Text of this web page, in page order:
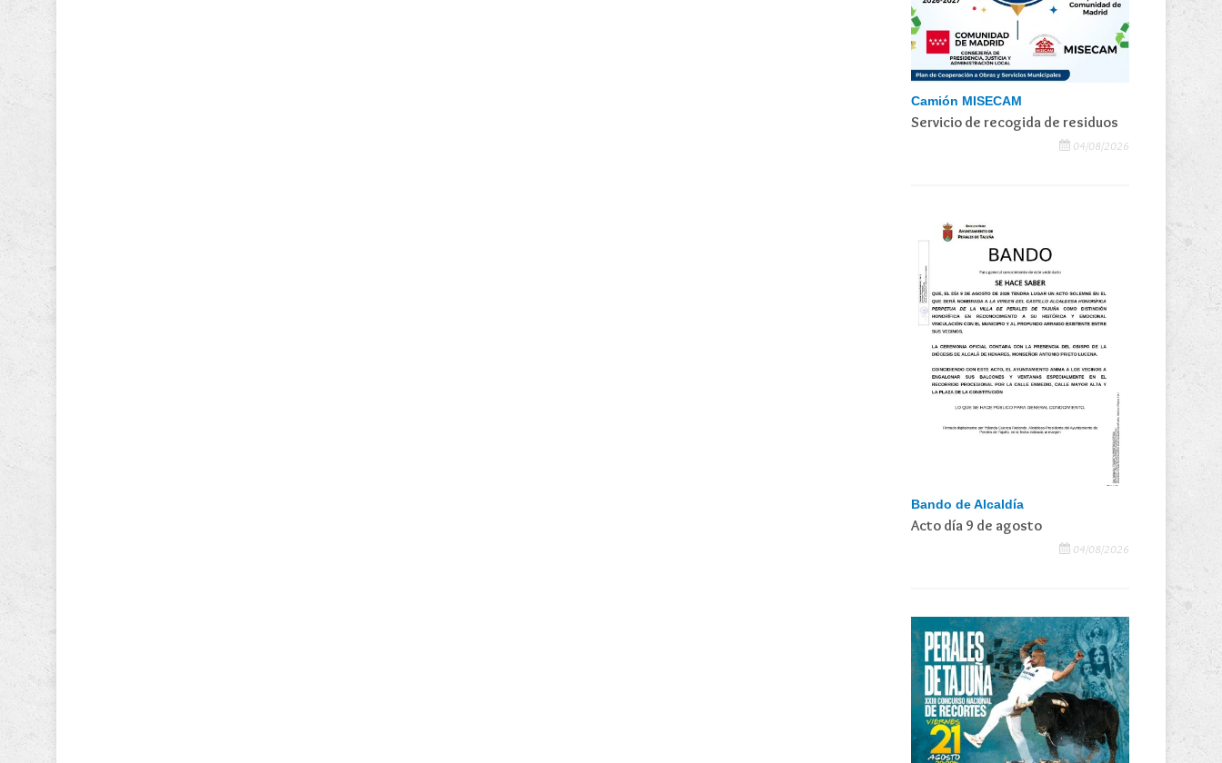
Camión MISECAM
Servicio de recogida de residuos
04/08/2026
Bando de Alcaldía
Acto día 9 de agosto
04/08/2026